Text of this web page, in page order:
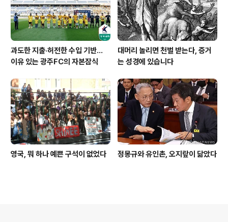
과도한 지출·허전한 수입 기반…
이유 있는 광주FC의 자본잠식
대머리 놀리면 천벌 받는다, 증거
는 성경에 있습니다
영국, 뭐 하나 예쁜 구석이 없었다 정몽규와 유인촌, 오지랖이 닮았다